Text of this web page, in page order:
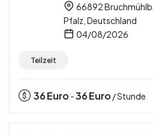
66892
Pfalz, Deutschland
04/08/2026
Teilzeit
36Euro -36Euro / Stunde